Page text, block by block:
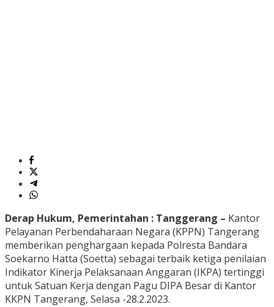
Derap Hukum, Pemerintahan : Tanggerang – Kantor
Pelayanan Perbendaharaan Negara (KPPN) Tangerang
memberikan penghargaan kepada Polresta Bandara
Soekarno Hatta (Soetta) sebagai terbaik ketiga penilaian
Indikator Kinerja Pelaksanaan Anggaran (IKPA) tertinggi
untuk Satuan Kerja dengan Pagu DIPA Besar di Kantor
KKPN Tangerang, Selasa -28.2.2023.